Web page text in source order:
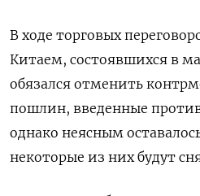
В ходе торговых
Китаем, состоявшихся в
обязался отменить
пошлин, введенные
однако неясным
некоторые из них будут